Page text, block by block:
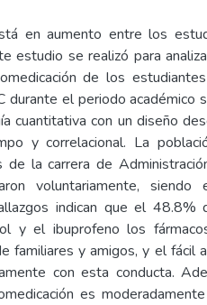
en aumento entre los
estudio se realizó para
de los
durante el periodo
cuantitativa con un diseño
y correlacional. La
de la carrera de
voluntariamente,
indican que el 48.8%
y el ibuprofeno los
familiares y amigos, y el fácil
con esta conducta.
es